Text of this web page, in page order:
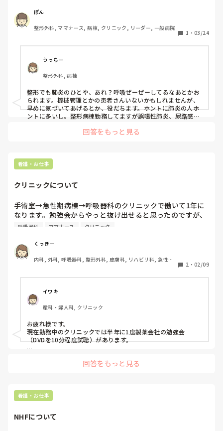
呼吸器専門病院ではプラスになることがあるのでしょうか
(スキル、給与など)
ぽん
整形外科, ママナース, 病棟, クリニック, リーダー, 一般病院
1 ・ 03/24
うっちー
整形外科, 病棟
整形でも肺炎のひとや、あれ？呼吸ぜーぜーしてるなあとかお
られます。機械管理とかの患者さんいないかもしれませんが、
早めに気づいてあげるとか、役だちます。ホントに肺炎の人ホ
ントに多いし。整形病棟勤務してますが誤嚥性肺炎、尿路感染
が。いんすい促したり回答をもっと見る
看護・お仕事
クリニックについて
手術室→急性期病棟→呼吸器科のクリニックで働いて1年に
なります。勉強会からやっと抜け出せると思ったのですが、
週に1度勉強会があります。皆さんのクリニックでも勉強会
呼吸器科 ママナース クリニック
くっきー
内科, 外科, 呼吸器科, 整形外科, 皮膚科, リハビリ科, 急性期,
性期, オペ室, 検診・健診
2 ・ 02/09
イワキ
産科・婦人科, クリニック
お疲れ様です。
現在勤務中のクリニックでは半年に1度製薬会社の勉強会
（DVDを10分程度試聴）があります。
回答をもっと見る
看護・お仕事
NHFについて